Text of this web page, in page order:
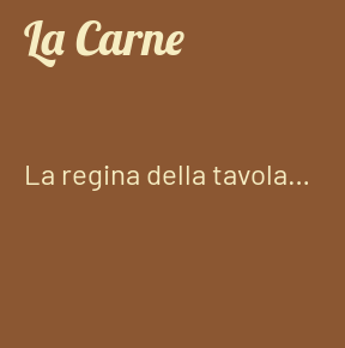
La Carne
La regina della tavola…